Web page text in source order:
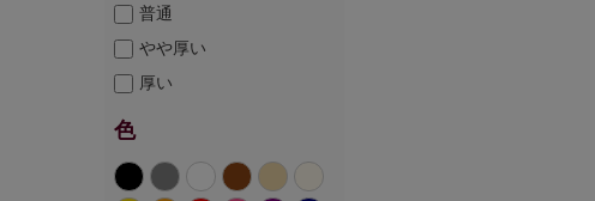
普通
やや厚い
厚い
色